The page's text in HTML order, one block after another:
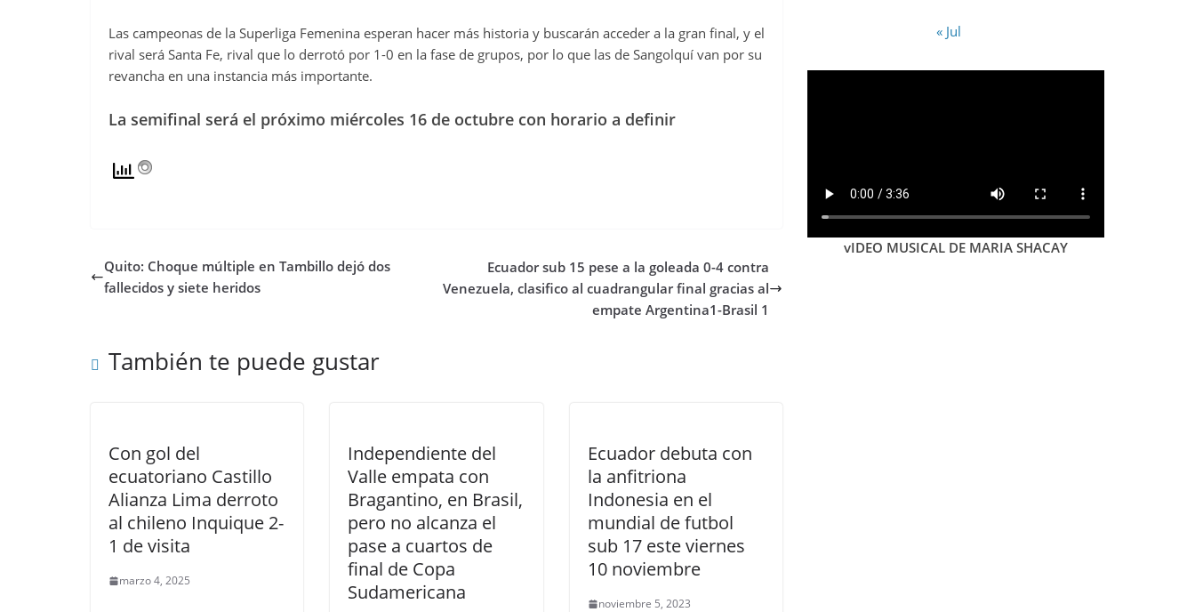
Las campeonas de la Superliga Femenina esperan hacer más historia y buscarán acceder a la gran final, y el
rival será Santa Fe, rival que lo derrotó por 1-0 en la fase de grupos, por lo que las de Sangolquí van por su
revancha en una instancia más importante.
La semifinal será el próximo miércoles 16 de octubre con horario a definir
Quito: Choque múltiple en Tambillo dejó dos
fallecidos y siete heridos
Ecuador sub 15 pese a la goleada 0-4 contra
Venezuela, clasifico al cuadrangular final gracias al
empate Argentina1-Brasil 1
También te puede gustar
Con gol del
ecuatoriano Castillo
Alianza Lima derroto
al chileno Inquique 2-
1 de visita
marzo 4, 2025
Independiente del
Valle empata con
Bragantino, en Brasil,
pero no alcanza el
pase a cuartos de
final de Copa
Sudamericana
Ecuador debuta con
la anfitriona
Indonesia en el
mundial de futbol
sub 17 este viernes
10 noviembre
noviembre 5, 2023
« Jul
vIDEO MUSICAL DE MARIA SHACAY